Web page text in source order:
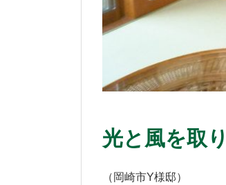
光と風を取
（岡崎市Y様邸）